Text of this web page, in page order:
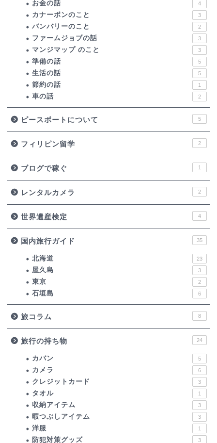
お金の話 4
カナーボンのこと 3
バンバリーのこと 2
ファームジョブの話 3
マンジマップ のこと 3
準備の話 5
生活の話 5
節約の話 1
車の話 2
ピースボートについて 5
フィリピン留学 2
ブログで稼ぐ 1
レンタルカメラ 2
世界遺産検定 4
国内旅行ガイド 35
北海道 23
屋久島 3
東京 2
石垣島 6
旅コラム 8
旅行の持ち物 24
カバン 5
カメラ 6
クレジットカード 3
タオル 1
収納アイテム 3
暇つぶしアイテム 3
洋服 1
防犯対策グッズ 3